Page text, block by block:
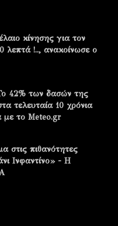
κίνησης για τον
λεπτά !.., ανακοίνωσε ο
42% των δασών της
τελευταία 10 χρόνια
το Meteo.gr
στις πιθανότητες
Ινφαντίνο» - Η